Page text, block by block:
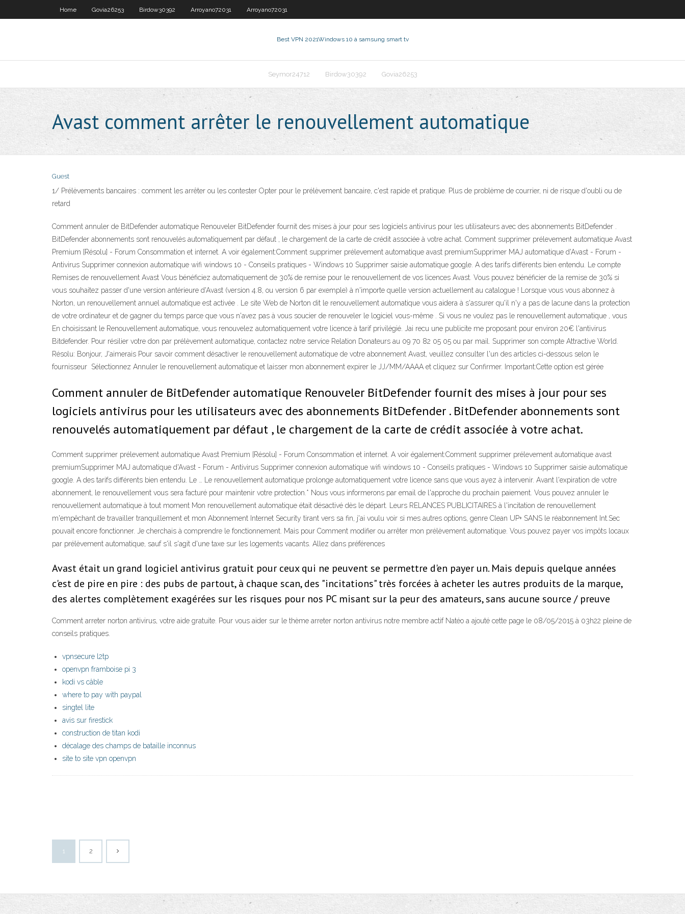
Home Govia26253 Birdow30392 Arroyano72031 Arroyano72031
Best VPN 2021Windows 10 à samsung smart tv
Seymor24712 Birdow30392 Govia26253
Avast comment arrêter le renouvellement automatique
Guest
1/ Prélèvements bancaires : comment les arrêter ou les contester Opter pour le prélèvement bancaire, c'est rapide et pratique. Plus de problème de courrier, ni de risque d'oubli ou de
retard
Comment annuler de BitDefender automatique Renouveler BitDefender fournit des mises à jour pour ses logiciels antivirus pour les utilisateurs avec des abonnements BitDefender .
BitDefender abonnements sont renouvelés automatiquement par défaut , le chargement de la carte de crédit associée à votre achat. Comment supprimer prélevement automatique Avast
Premium [Résolu] - Forum Consommation et internet. A voir également:Comment supprimer prélevement automatique avast premiumSupprimer MAJ automatique d'Avast - Forum -
Antivirus Supprimer connexion automatique wifi windows 10 - Conseils pratiques - Windows 10 Supprimer saisie automatique google. A des tarifs différents bien entendu. Le compte
Remises de renouvellement Avast Vous bénéficiez automatiquement de 30% de remise pour le renouvellement de vos licences Avast. Vous pouvez bénéficier de la remise de 30% si
vous souhaitez passer d'une version antérieure d'Avast (version 4.8, ou version 6 par exemple) à n'importe quelle version actuellement au catalogue ! Lorsque vous vous abonnez à
Norton, un renouvellement annuel automatique est activée . Le site Web de Norton dit le renouvellement automatique vous aidera à s'assurer qu'il n'y a pas de lacune dans la protection
de votre ordinateur et de gagner du temps parce que vous n'avez pas à vous soucier de renouveler le logiciel vous-même . Si vous ne voulez pas le renouvellement automatique , vous
En choisissant le Renouvellement automatique, vous renouvelez automatiquement votre licence à tarif privilégié. Jai recu une publicite me proposant pour environ 20€ l'antivirus
Bitdefender. Pour résilier votre don par prélèvement automatique, contactez notre service Relation Donateurs au 09 70 82 05 05 ou par mail. Supprimer son compte Attractive World.
Résolu: Bonjour, J'aimerais Pour savoir comment désactiver le renouvellement automatique de votre abonnement Avast, veuillez consulter l'un des articles ci-dessous selon le
fournisseur Sélectionnez Annuler le renouvellement automatique et laisser mon abonnement expirer le JJ/MM/AAAA et cliquez sur Confirmer. Important:Cette option est gérée
Comment annuler de BitDefender automatique Renouveler BitDefender fournit des mises à jour pour ses
logiciels antivirus pour les utilisateurs avec des abonnements BitDefender . BitDefender abonnements sont
renouvelés automatiquement par défaut , le chargement de la carte de crédit associée à votre achat.
Comment supprimer prélevement automatique Avast Premium [Résolu] - Forum Consommation et internet. A voir également:Comment supprimer prélevement automatique avast
premiumSupprimer MAJ automatique d'Avast - Forum - Antivirus Supprimer connexion automatique wifi windows 10 - Conseils pratiques - Windows 10 Supprimer saisie automatique
google. A des tarifs différents bien entendu. Le … Le renouvellement automatique prolonge automatiquement votre licence sans que vous ayez à intervenir. Avant l'expiration de votre
abonnement, le renouvellement vous sera facturé pour maintenir votre protection.* Nous vous informerons par email de l'approche du prochain paiement. Vous pouvez annuler le
renouvellement automatique à tout moment Mon renouvellement automatique était désactivé dès le départ. Leurs RELANCES PUBLICITAIRES à l'incitation de renouvellement
m'empêchant de travailler tranquillement et mon Abonnement Internet Security tirant vers sa fin, j'ai voulu voir si mes autres options, genre Clean UP+ SANS le réabonnement Int.Sec
pouvait encore fonctionner. Je cherchais à comprendre le fonctionnement. Mais pour Comment modifier ou arrêter mon prélèvement automatique. Vous pouvez payer vos impôts locaux
par prélèvement automatique, sauf s'il s'agit d'une taxe sur les logements vacants. Allez dans préférences
Avast était un grand logiciel antivirus gratuit pour ceux qui ne peuvent se permettre d'en payer un. Mais depuis quelque années
c'est de pire en pire : des pubs de partout, à chaque scan, des "incitations" très forcées à acheter les autres produits de la marque,
des alertes complètement exagérées sur les risques pour nos PC misant sur la peur des amateurs, sans aucune source / preuve
Comment arreter norton antivirus, votre aide gratuite. Pour vous aider sur le thème arreter norton antivirus notre membre actif Natéo a ajouté cette page le 08/05/2015 à 03h22 pleine de
conseils pratiques.
vpnsecure l2tp
openvpn framboise pi 3
kodi vs câble
where to pay with paypal
singtel lite
avis sur firestick
construction de titan kodi
décalage des champs de bataille inconnus
site to site vpn openvpn
1 2